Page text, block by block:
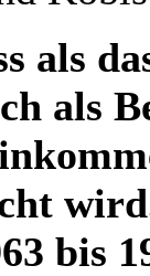
als
als
bis